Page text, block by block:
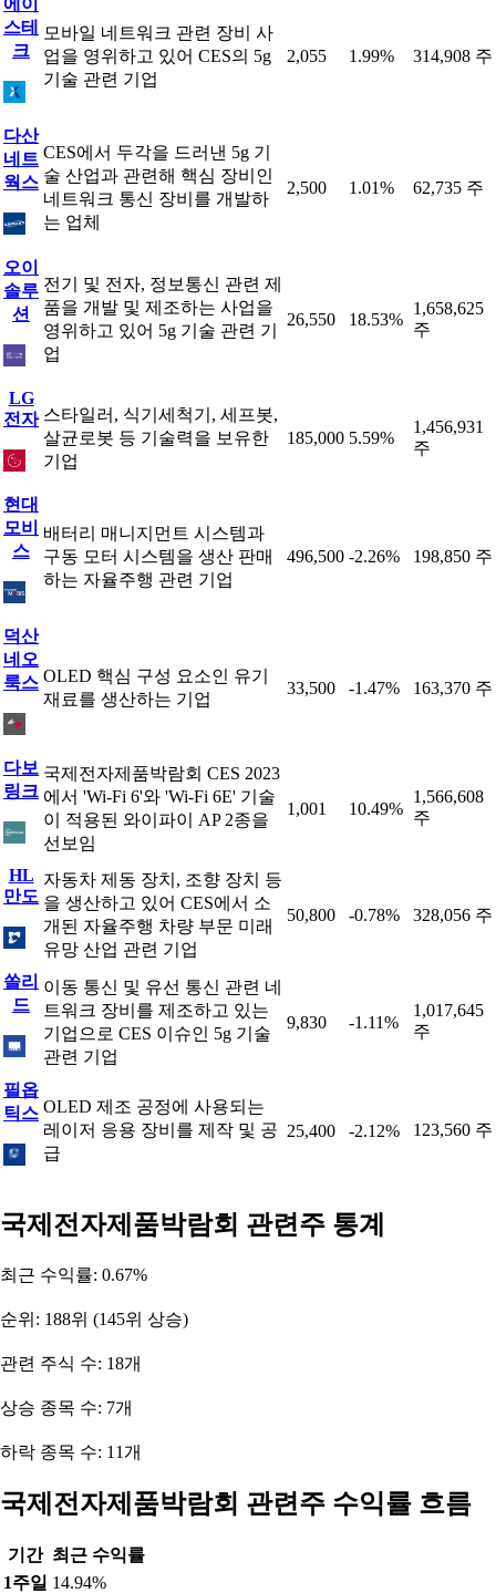
에이
스테
크
모바일 네트워크 관련 장비 사
업을 영위하고 있어 CES의 5g
기술 관련 기업
2,055 1.99% 314,908 주
다산
네트
웍스
CES에서 두각을 드러낸 5g 기
술 산업과 관련해 핵심 장비인
네트워크 통신 장비를 개발하
는 업체
2,500 1.01% 62,735 주
오이
솔루
션
전기 및 전자, 정보통신 관련 제
품을 개발 및 제조하는 사업을
영위하고 있어 5g 기술 관련 기
업
26,550 18.53%
1,658,625
주
LG
전자 스타일러, 식기세척기, 세프봇,
살균로봇 등 기술력을 보유한
기업
185,000 5.59%
1,456,931
주
현대
모비
스
배터리 매니지먼트 시스템과
구동 모터 시스템을 생산 판매
하는 자율주행 관련 기업
496,500 -2.26% 198,850 주
덕산
네오
룩스 OLED 핵심 구성 요소인 유기
재료를 생산하는 기업
33,500 -1.47% 163,370 주
다보
링크
국제전자제품박람회 CES 2023
에서 'Wi-Fi 6'와 'Wi-Fi 6E' 기술
이 적용된 와이파이 AP 2종을
선보임
1,001 10.49%
1,566,608
주
HL
만도
자동차 제동 장치, 조향 장치 등
을 생산하고 있어 CES에서 소
개된 자율주행 차량 부문 미래
유망 산업 관련 기업
50,800 -0.78% 328,056 주
쏠리
드
이동 통신 및 유선 통신 관련 네
트워크 장비를 제조하고 있는
기업으로 CES 이슈인 5g 기술
관련 기업
9,830 -1.11%
1,017,645
주
필옵
틱스 OLED 제조 공정에 사용되는
레이저 응용 장비를 제작 및 공
급
25,400 -2.12% 123,560 주
국제전자제품박람회 관련주 통계
최근 수익률: 0.67%
순위: 188위 (145위 상승)
관련 주식 수: 18개
상승 종목 수: 7개
하락 종목 수: 11개
국제전자제품박람회 관련주 수익률 흐름
기간 최근 수익률
1주일 14.94%